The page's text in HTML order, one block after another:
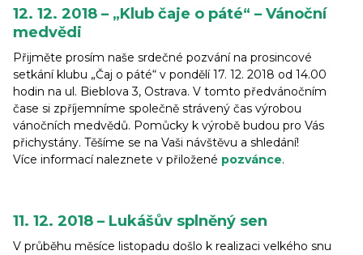
12. 12. 2018 – „Klub čaje o páté“ – Vánoční
medvědi
Přijměte prosím naše srdečné pozvání na prosincové
setkání klubu „Čaj o páté“ v pondělí 17. 12. 2018 od 14.00
hodin na ul. Bieblova 3, Ostrava. V tomto předvánočním
čase si zpříjemníme společně strávený čas výrobou
vánočních medvědů. Pomůcky k výrobě budou pro Vás
přichystány. Těšíme se na Vaši návštěvu a shledání!
Více informací naleznete v přiložené pozvánce.
11. 12. 2018 – Lukášův splněný sen
V průběhu měsíce listopadu došlo k realizaci velkého snu